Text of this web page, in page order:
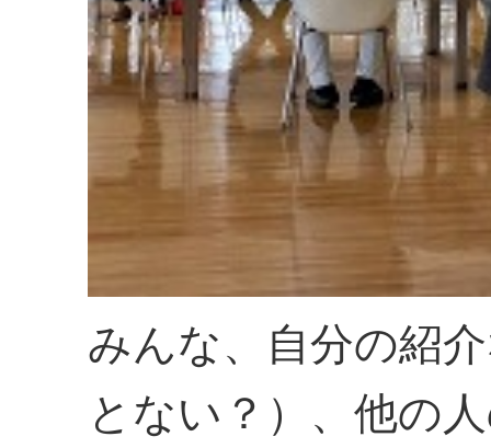
みんな、自分の紹
とない？）、他の